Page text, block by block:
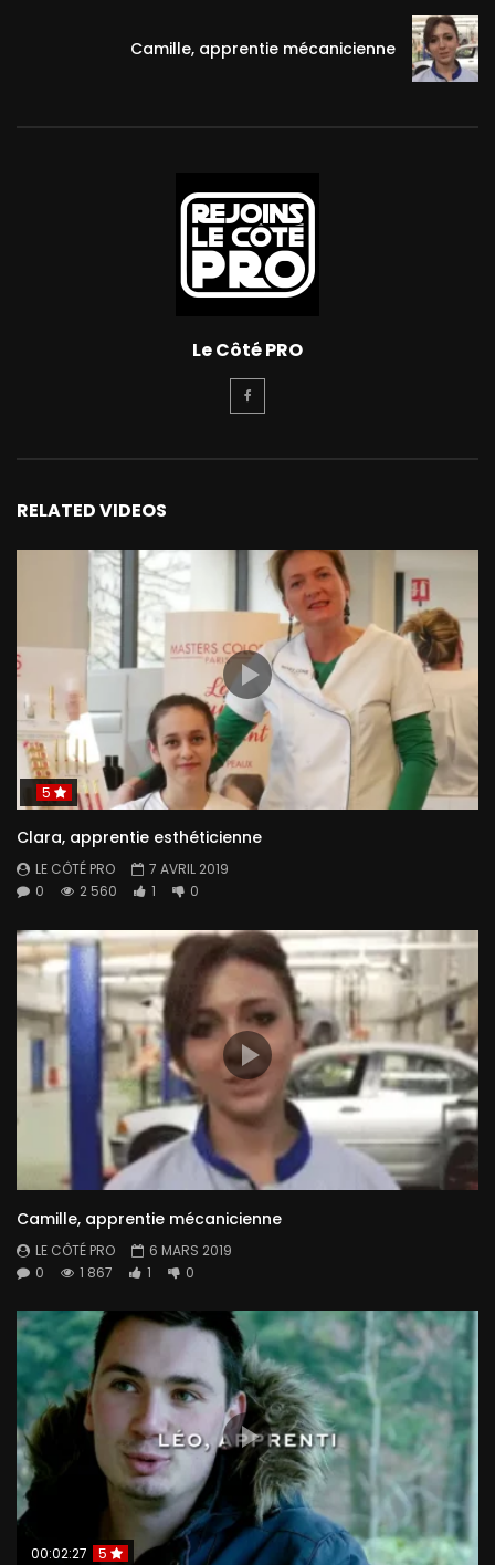
Camille, apprentie mécanicienne
Le Côté PRO
RELATED VIDEOS
5
Clara, apprentie esthéticienne
LE CÔTÉ PRO
7 AVRIL 2019
0
2 560 1 0
Camille, apprentie mécanicienne
LE CÔTÉ PRO
6 MARS 2019
0
1 867 1 0
00:02:27 5